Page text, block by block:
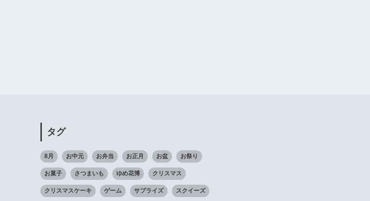
タグ
8月 お中元 お弁当 お正月 お盆 お祭り
お菓子 さつまいも ゆめ花博 クリスマス
クリスマスケーキ ゲーム サプライズ スクイーズ